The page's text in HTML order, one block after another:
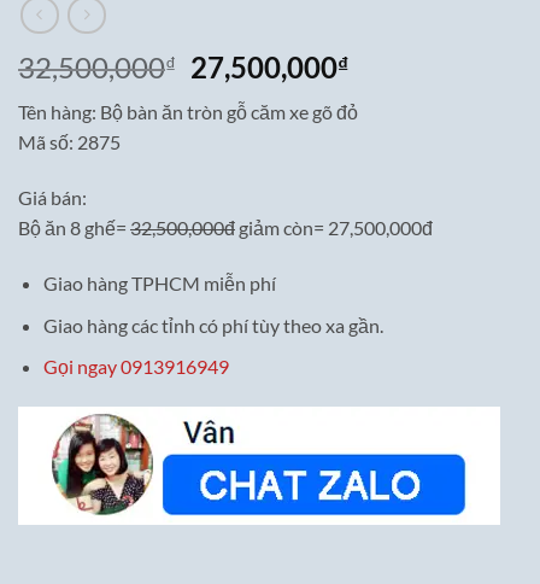
32,500,000₫
Giá
gốc
là:
27,500,000₫Giá
hiện
tại
Tên hàng: Bộ bàn ăn tròn gỗ căm xe gõ đỏ
Mã số: 2875
Giá bán:
Bộ ăn 8 ghế= 32,500,000đ giảm còn= 27,500,000đ
Giao hàng TPHCM miễn phí
Giao hàng các tỉnh có phí tùy theo xa gần.
Gọi ngay 0913916949